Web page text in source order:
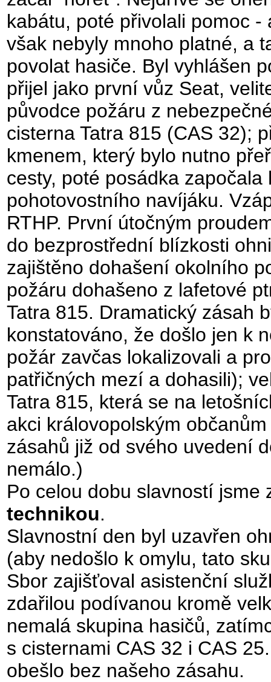
kabátu, poté přivolali pomoc
však nebyly mnoho platné, a
povolat hasiče. Byl vyhlášen
přijel jako první vůz Seat,
původce požáru z
cisterna Tatra 815 (CAS 32);
kmenem, který bylo nutno
cesty, poté posádka
pohotovostního navíjáku.
RTHP. První útočným
do bezprostřední blízkosti
zajištěno dohašení okolního
požáru dohašeno z lafetové
Tatra 815. Dramatický zásah
konstatováno, že došlo jen k
požár zavčas lokalizovali a
patřičných mezí a dohasili);
Tatra 815, která se na
akci královopolským
zásahů již od svého uvedení
nemálo.)
Po celou dobu slavností
technikou.
Slavnostní den byl uzavřen
(aby nedošlo k omylu, tato
Sbor zajišťoval asistenční
zdařilou podívanou kromě
nemalá skupina hasičů,
s cisternami CAS 32 i CAS
obešlo bez našeho zásahu.